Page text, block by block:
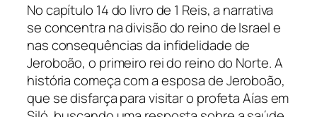
No capítulo 14 do livro de 1 Reis, a narrativa
se concentra na divisão do reino de Israel e
nas consequências da infidelidade de
Jeroboão, o primeiro rei do reino do Norte. A
história começa com a esposa de Jeroboão,
que se disfarça para visitar o profeta Aías em